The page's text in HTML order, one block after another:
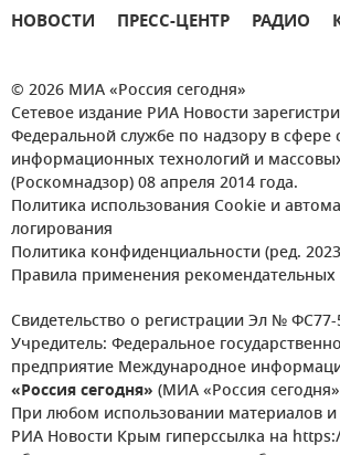
НОВОСТИ ПРЕСС-ЦЕНТР РАДИО
© 2026 МИА «Россия сегодня»
Сетевое издание РИА Новости
Федеральной службе по надзору в сфере
информационных технологий и
(Роскомнадзор) 08 апреля 2014 года.
Политика использования Cookie и
логирования
Политика конфиденциальности (ред.
Правила применения рекомендательных
Свидетельство о регистрации Эл № ФС77-
Учредитель: Федеральное
предприятие Международное
«Россия сегодня» (МИА «Россия
При любом использовании материалов и
РИА Новости Крым гиперссылка на